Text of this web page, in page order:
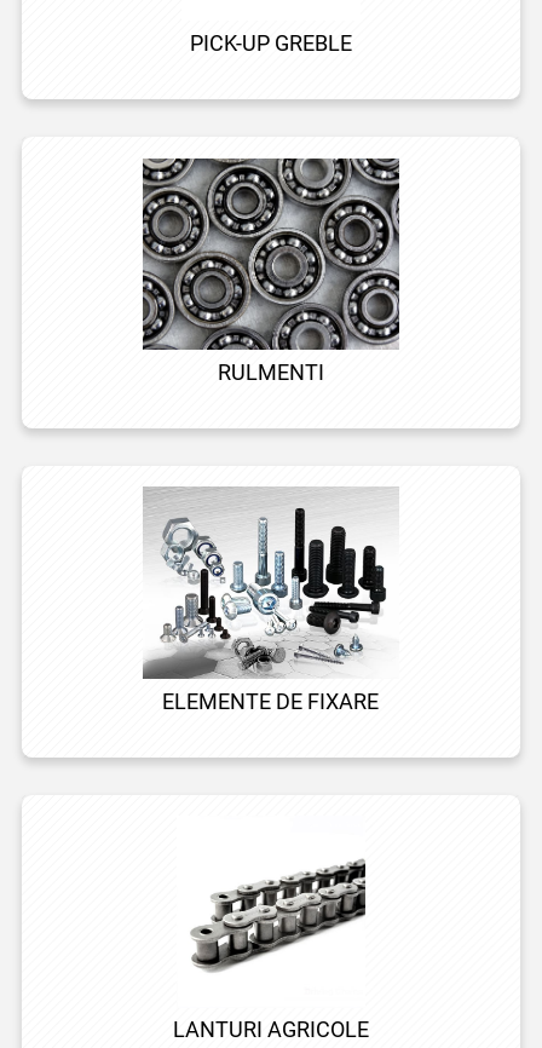
PICK-UP GREBLE
RULMENTI
ELEMENTE DE FIXARE
LANTURI AGRICOLE